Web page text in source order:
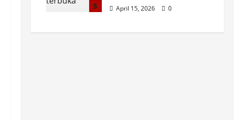
5 April 15, 2026 0